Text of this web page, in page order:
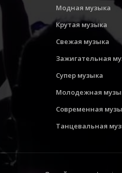
Модная музыка
Крутая музыка
Свежая музыка
Зажигательная
Супер музыка
Молодежная
Современная
Танцевальная